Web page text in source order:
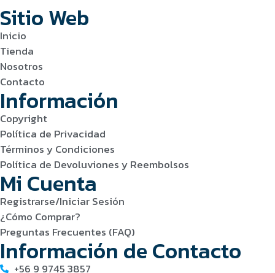
Sitio Web
Inicio
Tienda
Nosotros
Contacto
Información
Copyright
Política de Privacidad
Términos y Condiciones
Política de Devoluviones y Reembolsos
Mi Cuenta
Registrarse/Iniciar Sesión
¿Cómo Comprar?
Preguntas Frecuentes (FAQ)
Información de Contacto
+56 9 9745 3857